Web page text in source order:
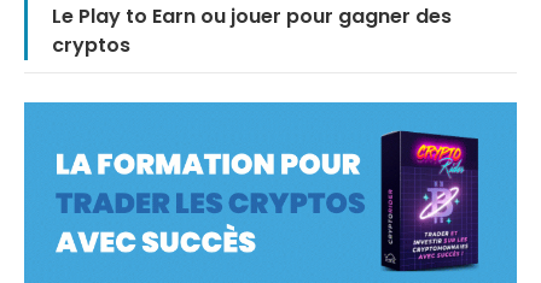
Le Play to Earn ou jouer pour gagner des
cryptos